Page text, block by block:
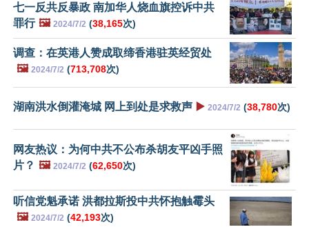
七一反共反暴政 南加华人烧血旗控诉中共
罪行 🖼️ 2024/7/2 (38,165次)
调查：在英港人赞成取缔香港驻英经贸处
🖼️ 2024/7/2 (713,708次)
湖南洪水倒灌淹城 网上到处是求救声 ▶️ 2024/7/2 (38,780次)
网友热议：为何中共不公布杀胡友平凶手照
片？ 🖼️ 2024/7/2 (62,650次)
听信党魁承诺 洪都拉斯投中共怀抱触霉头
🖼️ 2024/7/2 (42,193次)